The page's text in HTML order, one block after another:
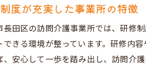
度が充実した事業所の特徴
長田区の訪問介護事業所では、研修
できる環境が整っています。研修内
、安心して一歩を踏み出し、訪問介